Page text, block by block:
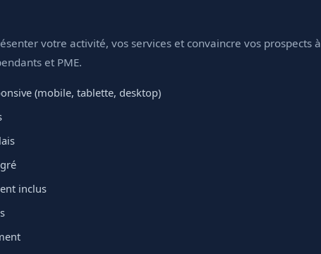
votre activité, vos services et convaincre vos prospects à
et PME.
(mobile, tablette, desktop)
inclus